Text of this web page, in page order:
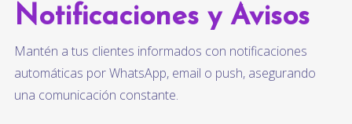
Notificaciones y Avisos
Mantén a tus clientes informados con notificaciones
automáticas por WhatsApp, email o push, asegurando
una comunicación constante.